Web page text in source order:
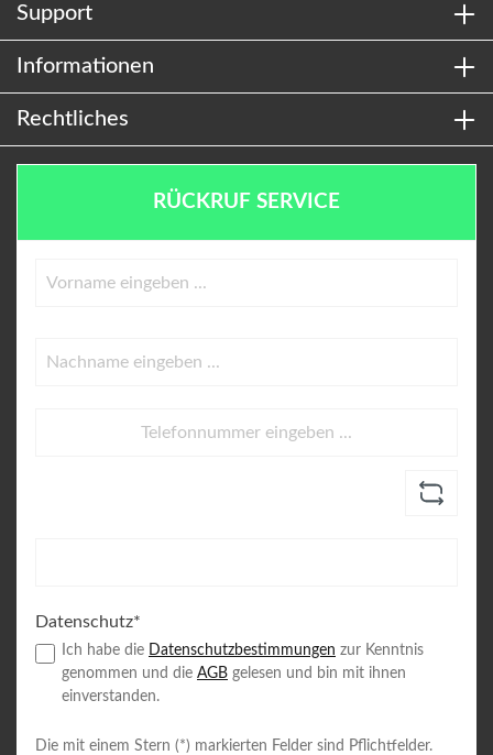
Support
Informationen
Rechtliches
RÜCKRUF SERVICE
Datenschutz*
Ich habe die Datenschutzbestimmungen zur Kenntnis
genommen und die AGB gelesen und bin mit ihnen
einverstanden.
Die mit einem Stern (*) markierten Felder sind Pflichtfelder.